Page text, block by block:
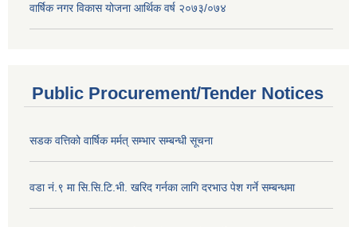
वार्षिक नगर विकास योजना आर्थिक वर्ष २०७३/०७४
Public Procurement/Tender Notices
सडक वत्तिको वार्षिक मर्मत् सम्भार सम्बन्धी सूचना
वडा नं.९ मा सि.सि.टि.भी. खरिद गर्नका लागि दरभाउ पेश गर्ने सम्बन्धमा